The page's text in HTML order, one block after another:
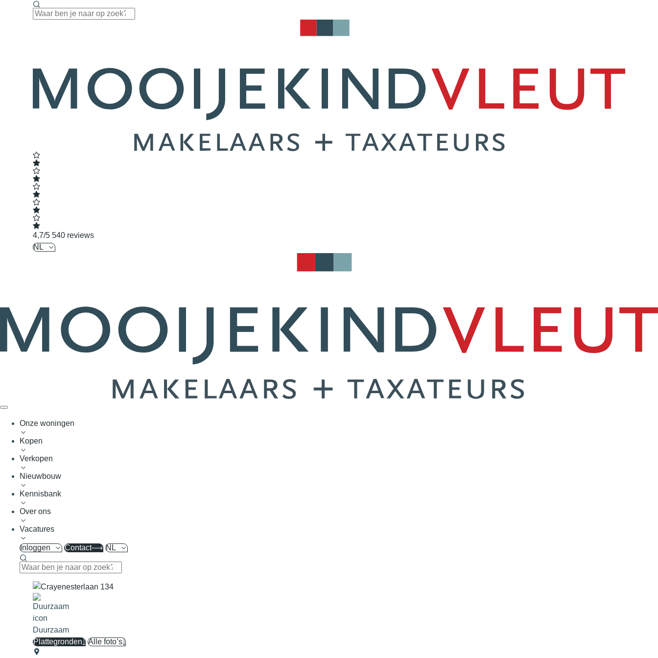
Navigatie overslaan
4,7/5 540 reviews
NL
Onze woningen
Kopen
Verkopen
Nieuwbouw
Kennisbank
Over ons
Vacatures
Inloggen Contact NL
Duurzaam
Plattegronden
Alle foto’s